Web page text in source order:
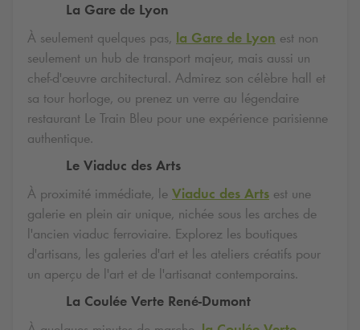
La Gare de Lyon
À seulement quelques pas, la Gare de Lyon est non
seulement un hub de transport majeur, mais aussi un
chef-d'œuvre architectural. Admirez son célèbre hall et
sa tour horloge, ou prenez un verre au légendaire
restaurant Le Train Bleu pour une expérience parisienne
authentique.
Le Viaduc des Arts
À proximité immédiate, le Viaduc des Arts est une
galerie en plein air unique, nichée sous les arches de
l'ancien viaduc ferroviaire. Explorez les boutiques
d'artisans, les galeries d'art et les ateliers créatifs pour
un aperçu de l'art et de l'artisanat contemporains.
La Coulée Verte René-Dumont